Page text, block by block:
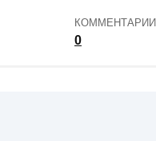
КОММЕНТАРИИ
0